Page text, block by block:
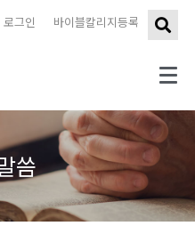
바이블칼리지등록
로그인
씀